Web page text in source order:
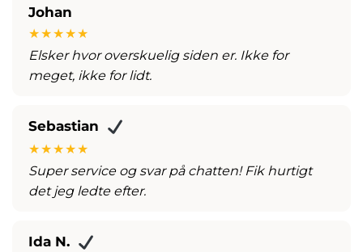
Johan
★★★★★
Elsker hvor overskuelig siden er. Ikke for
meget, ikke for lidt.
Sebastian
★★★★★
Super service og svar på chatten! Fik hurtigt
det jeg ledte efter.
Ida N.